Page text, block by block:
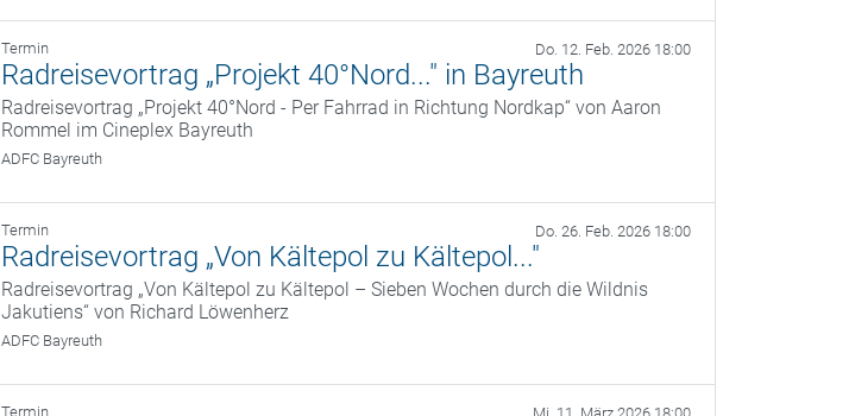
Termin Do. 12. Feb. 2026 18:00
Radreisevortrag „Projekt 40°Nord..." in Bayreuth
Radreisevortrag „Projekt 40°Nord - Per Fahrrad in Richtung Nordkap“ von Aaron
Rommel im Cineplex Bayreuth
ADFC Bayreuth
Termin Do. 26. Feb. 2026 18:00
Radreisevortrag „Von Kältepol zu Kältepol..."
Radreisevortrag „Von Kältepol zu Kältepol – Sieben Wochen durch die Wildnis
Jakutiens“ von Richard Löwenherz
ADFC Bayreuth
Termin